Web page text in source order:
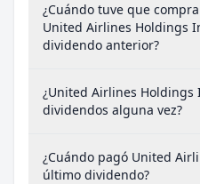
¿Cuándo tuve que
United Airlines Holdings
dividendo anterior?
¿United Airlines Holdings
dividendos alguna vez?
¿Cuándo pagó United
último dividendo?